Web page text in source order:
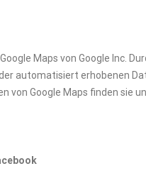
Maps von Google Inc.
automatisiert erhobenen
von Google Maps finden sie